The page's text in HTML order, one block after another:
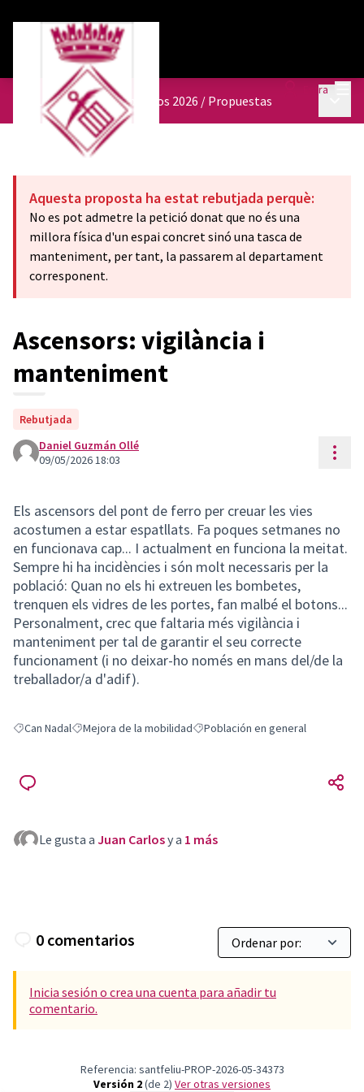
Entra
Presupuestos participativos 2026 / Propuestas
Aquesta proposta ha estat rebutjada perquè:
No es pot admetre la petició donat que no és una
millora física d'un espai concret sinó una tasca de
manteniment, per tant, la passarem al departament
corresponent.
Ascensors: vigilància i
manteniment
Rebutjada
Daniel Guzmán Ollé
09/05/2026 18:03
Els ascensors del pont de ferro per creuar les vies
acostumen a estar espatllats. Fa poques setmanes no
en funcionava cap... I actualment en funciona la meitat.
Sempre hi ha incidències i són molt necessaris per la
població: Quan no els hi extreuen les bombetes,
trenquen els vidres de les portes, fan malbé el botons...
Personalment, crec que faltaria més vigilància i
manteniment per tal de garantir el seu correcte
funcionament (i no deixar-ho només en mans del/de la
treballador/a d'adif).
Resultados al filtrar por: Can Nadal
Can NadalResultados al filtrar por: Mejora de la mobilidad
Mejora de la mobilidadResultados al filtrar por: Población
Población en general
Le gusta a Juan Carlosy a 1 más
0 comentarios
Inicia sesión o crea una cuenta para añadir tu
comentario.
Referencia: santfeliu-PROP-2026-05-34373
Versión 2(de 2)
ver otras versiones